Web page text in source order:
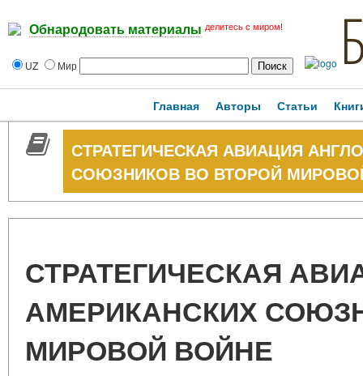
Обнародовать материалы делитесь с миром!
UZ Мир
Главная Авторы Статьи
СТРАТЕГИЧЕСКАЯ АВИАЦИЯ
СОЮЗНИКОВ ВО ВТОРОЙ
СТРАТЕГИЧЕСКАЯ
АМЕРИКАНСКИХ
МИРОВОЙ ВОЙНЕ